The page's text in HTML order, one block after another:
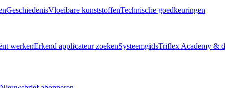
GeschiedenisVloeibare kunststoffenTechnische goedkeuringen
werkenErkend applicateur zoekenSysteemgidsTriflex Academy &